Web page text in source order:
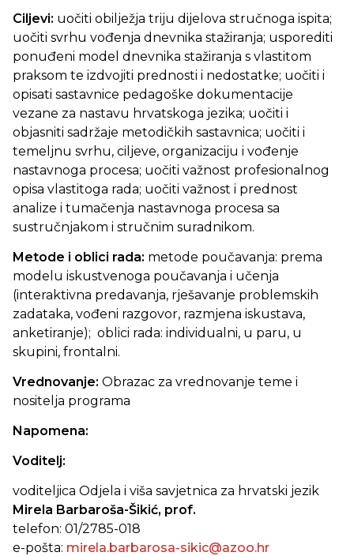
Ciljevi: uočiti obilježja triju dijelova stručnoga ispita;
uočiti svrhu vođenja dnevnika stažiranja; usporediti
ponuđeni model dnevnika stažiranja s vlastitom
praksom te izdvojiti prednosti i nedostatke; uočiti i
opisati sastavnice pedagoške dokumentacije
vezane za nastavu hrvatskoga jezika; uočiti i
objasniti sadržaje metodičkih sastavnica; uočiti i
temeljnu svrhu, ciljeve, organizaciju i vođenje
nastavnoga procesa; uočiti važnost profesionalnog
opisa vlastitoga rada; uočiti važnost i prednost
analize i tumačenja nastavnoga procesa sa
sustručnjakom i stručnim suradnikom.
Metode i oblici rada: metode poučavanja: prema
modelu iskustvenoga poučavanja i učenja
(interaktivna predavanja, rješavanje problemskih
zadataka, vođeni razgovor, razmjena iskustava,
anketiranje); oblici rada: individualni, u paru, u
skupini, frontalni.
Vrednovanje: Obrazac za vrednovanje teme i
nositelja programa
Napomena:
Voditelj:
voditeljica Odjela i viša savjetnica za hrvatski jezik
Mirela Barbaroša-Šikić, prof.
telefon: 01/2785-018
e-pošta: mirela.barbarosa-sikic@azoo.hr